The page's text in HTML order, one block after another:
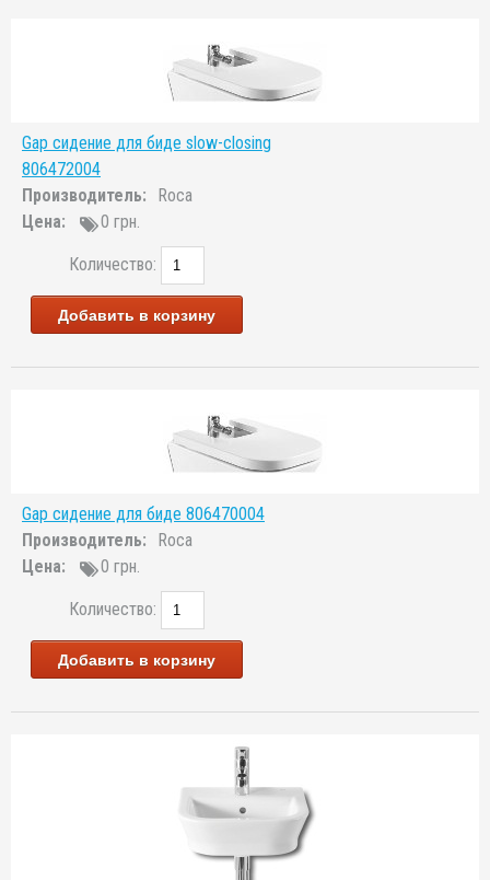
Gap сидение для биде slow-closing
806472004
Производитель:
Roca
Цена:
0 грн.
Количество:
Добавить в корзину
Gap сидение для биде 806470004
Производитель:
Roca
Цена:
0 грн.
Количество:
Добавить в корзину